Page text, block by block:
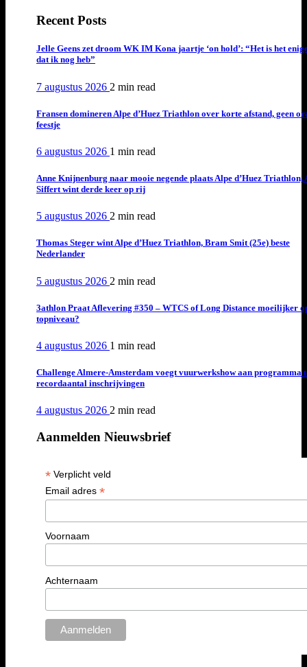
Recent Posts
Jelle Geens zet droom WK IM Kona jaartje ‘on hold’: “Het is het
dat ik nog heb”
7 augustus 2026 2 min read
Fransen domineren Alpe d’Huez Triathlon over korte afstand, geen
feestje
6 augustus 2026 1 min read
Anne Knijnenburg naar mooie negende plaats Alpe d’Huez Triathlon,
Siffert wint derde keer op rij
5 augustus 2026 2 min read
Thomas Steger wint Alpe d’Huez Triathlon, Bram Smit (25e) beste
Nederlander
5 augustus 2026 2 min read
3athlon Praat Aflevering #350 – WTCS of Long Distance moeilijker
topniveau?
4 augustus 2026 1 min read
Challenge Almere-Amsterdam voegt vuurwerkshow aan programma
recordaantal inschrijvingen
4 augustus 2026 2 min read
Aanmelden Nieuwsbrief
*Verplicht veld
Email adres *
Voornaam
Achternaam